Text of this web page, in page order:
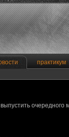
практикум